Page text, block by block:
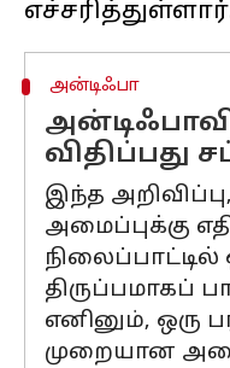
அன்டிஃபா
விதிப்பது
இந்த
அமைப்புக்கு
நிலைப்பாட்டில்
திருப்பமாகப்
எனினும், ஒரு
முறையான